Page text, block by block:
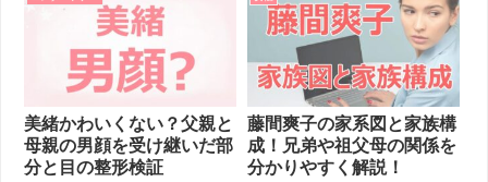
美緒かわいくない？父親と
母親の男顔を受け継いだ部
分と目の整形検証
藤間爽子の家系図と家族構
成！兄弟や祖父母の関係を
分かりやすく解説！